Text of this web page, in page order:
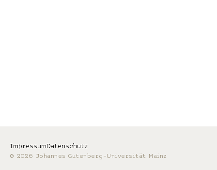
© 2026 Johannes Gutenberg-Universität Mainz
ImpressumDatenschutz